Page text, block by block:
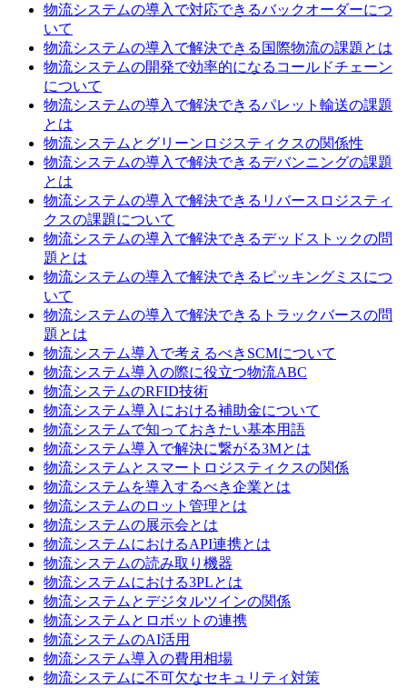
物流システムの導入で対応できるバックオーダーにつ
いて
物流システムの導入で解決できる国際物流の課題とは
物流システムの開発で効率的になるコールドチェーン
について
物流システムの導入で解決できるパレット輸送の課題
とは
物流システムとグリーンロジスティクスの関係性
物流システムの導入で解決できるデバンニングの課題
とは
物流システムの導入で解決できるリバースロジスティ
クスの課題について
物流システムの導入で解決できるデッドストックの問
題とは
物流システムの導入で解決できるピッキングミスにつ
いて
物流システムの導入で解決できるトラックバースの問
題とは
物流システム導入で考えるべきSCMについて
物流システム導入の際に役立つ物流ABC
物流システムのRFID技術
物流システム導入における補助金について
物流システムで知っておきたい基本用語
物流システム導入で解決に繋がる3Mとは
物流システムとスマートロジスティクスの関係
物流システムを導入するべき企業とは
物流システムのロット管理とは
物流システムの展示会とは
物流システムにおけるAPI連携とは
物流システムの読み取り機器
物流システムにおける3PLとは
物流システムとデジタルツインの関係
物流システムとロボットの連携
物流システムのAI活用
物流システム導入の費用相場
物流システムに不可欠なセキュリティ対策